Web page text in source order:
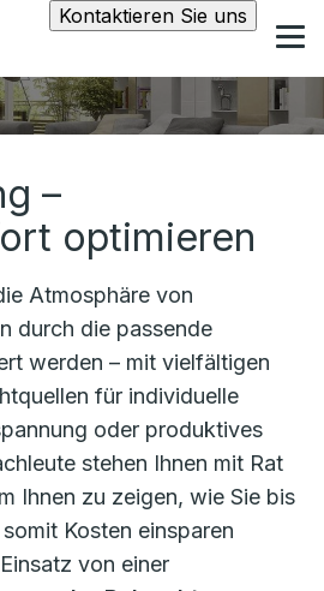
Kontaktieren Sie uns
–
optimieren
Atmosphäre von
durch die passende
werden – mit vielfältigen
für individuelle
oder produktives
stehen Ihnen mit Rat
Ihnen zu zeigen, wie Sie bis
Kosten einsparen
von einer